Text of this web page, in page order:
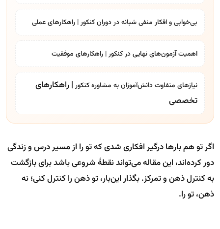
بی‌خوابی و افکار منفی شبانه در دوران کنکور | راهکارهای عملی
اهمیت آزمون‌های نهایی در کنکور | راهکارهای موفقیت
نیازهای متفاوت دانش‌آموزان به مشاوره کنکور | راهکارهای
تخصصی
اگر تو هم بارها درگیر افکاری شدی که تو را از مسیر درس و زندگی
دور کرده‌اند، این مقاله می‌تواند نقطۀ شروعی باشد برای بازگشت
به کنترل ذهن و تمرکز. بگذار این‌بار، تو ذهن را کنترل کنی؛ نه
ذهن، تو را.